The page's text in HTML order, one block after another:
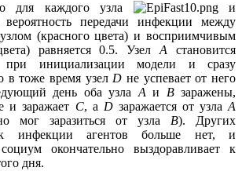
для каждого узла
и
передачи инфекции между
(красного цвета) и восприимчивым
равняется 0.5. УзелA становится
при инициализации модели и сразу
в тоже время узелD не успевает от него
день оба узлаAи Bзаражены,
и заражает C, а Dзаражается от узлаA
мог заразиться от узла B). Других
инфекции агентов больше нет, и
окончательно выздоравливает к
дня.